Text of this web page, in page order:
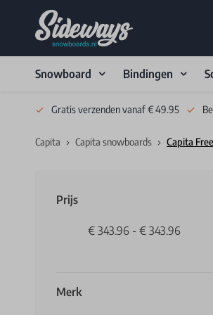
Snowboard Bindingen
Gratis verzenden vanaf € 49.95
Capita Capita snowboards Capita
Prijs
€ 343.96- € 343.96
Merk